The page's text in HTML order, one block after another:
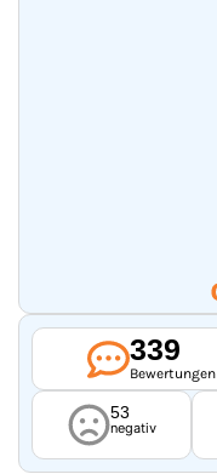
339
Bewertungen
53
negativ